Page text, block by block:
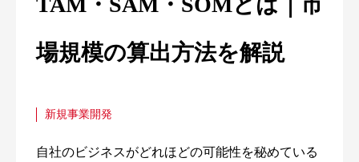
場規模の算出方法を解説
新規事業開発
自社のビジネスがどれほどの可能性を秘めている